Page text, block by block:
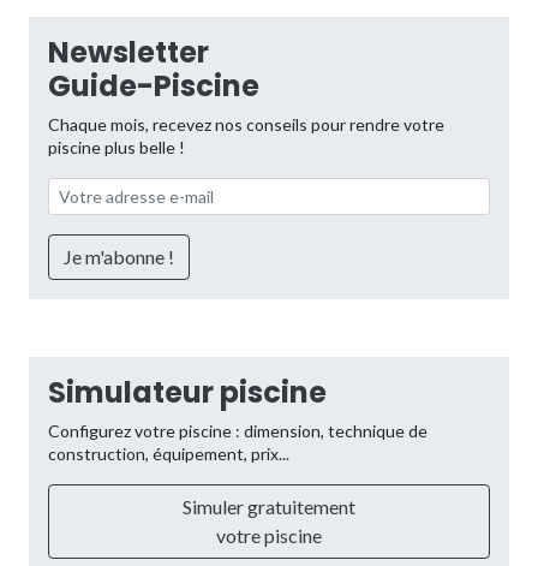
Newsletter
Guide-Piscine
Chaque mois, recevez nos conseils pour rendre votre
piscine plus belle !
Simulateur piscine
Configurez votre piscine : dimension, technique de
construction, équipement, prix...
Simuler gratuitement
votre piscine